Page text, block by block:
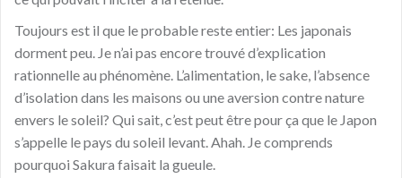
Toujours est il que le probable reste entier: Les japonais
dorment peu. Je n’ai pas encore trouvé d’explication
rationnelle au phénomène. L’alimentation, le sake, l’absence
d’isolation dans les maisons ou une aversion contre nature
envers le soleil? Qui sait, c’est peut être pour ça que le Japon
s’appelle le pays du soleil levant. Ahah. Je comprends
pourquoi Sakura faisait la gueule.